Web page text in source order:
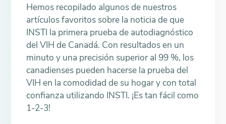
Hemos recopilado algunos de nuestros
artículos favoritos sobre la noticia de que
INSTI la primera prueba de autodiagnóstico
del VIH de Canadá. Con resultados en un
minuto y una precisión superior al 99 %, los
canadienses pueden hacerse la prueba del
VIH en la comodidad de su hogar y con total
confianza utilizando INSTI. ¡Es tan fácil como
1-2-3!